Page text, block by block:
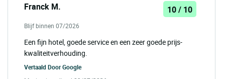
Franck M. 10 / 10
Blijf binnen 07/2026
Een fijn hotel, goede service en een zeer goede prijs-
kwaliteitverhouding.
Vertaald DoorGoogle